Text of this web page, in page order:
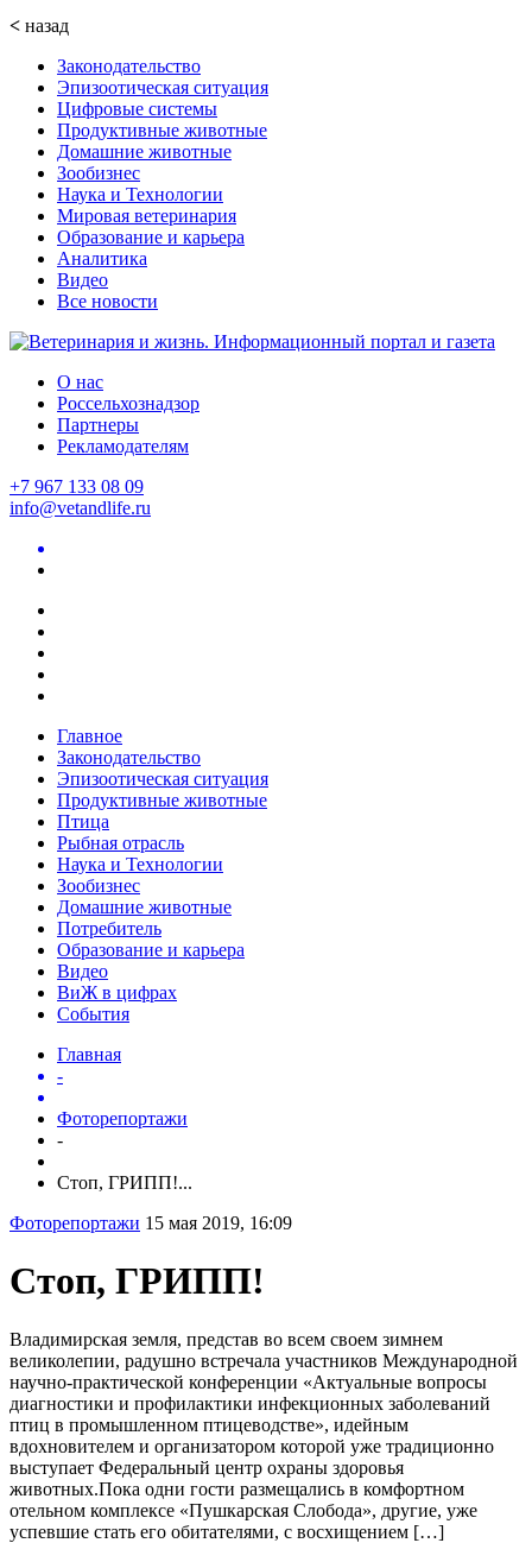
< назад
Законодательство
Эпизоотическая ситуация
Цифровые системы
Продуктивные животные
Домашние животные
Зообизнес
Наука и Технологии
Мировая ветеринария
Образование и карьера
Аналитика
Видео
Все новости
О нас
Россельхознадзор
Партнеры
Рекламодателям
+7 967 133 08 09
info@vetandlife.ru
Главное
Законодательство
Эпизоотическая ситуация
Продуктивные животные
Птица
Рыбная отрасль
Наука и Технологии
Зообизнес
Домашние животные
Потребитель
Образование и карьера
Видео
ВиЖ в цифрах
События
Главная
-
Фоторепортажи
-
Стоп, ГРИПП!...
Фоторепортажи 15 мая 2019, 16:09
Стоп, ГРИПП!
Владимирская земля, представ во всем своем зимнем
великолепии, радушно встречала участников Международной
научно-практической конференции «Актуальные вопросы
диагностики и профилактики инфекционных заболеваний
птиц в промышленном птицеводстве», идейным
вдохновителем и организатором которой уже традиционно
выступает Федеральный центр охраны здоровья
животных.Пока одни гости размещались в комфортном
отельном комплексе «Пушкарская Слобода», другие, уже
успевшие стать его обитателями, с восхищением […]